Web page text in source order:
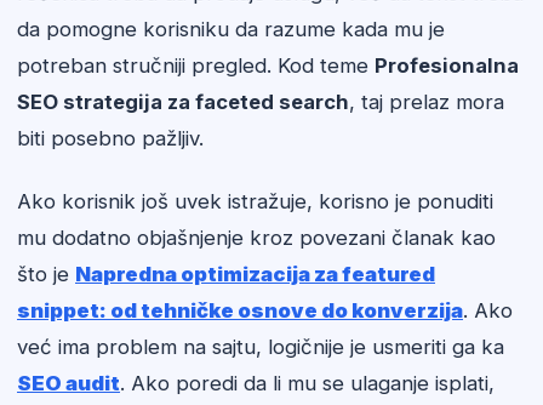
da pomogne korisniku da razume kada mu je
potreban stručniji pregled. Kod teme Profesionalna
SEO strategija za faceted search, taj prelaz mora
biti posebno pažljiv.
Ako korisnik još uvek istražuje, korisno je ponuditi
mu dodatno objašnjenje kroz povezani članak kao
što je Napredna optimizacija za featured
snippet: od tehničke osnove do konverzija. Ako
već ima problem na sajtu, logičnije je usmeriti ga ka
SEO audit. Ako poredi da li mu se ulaganje isplati,